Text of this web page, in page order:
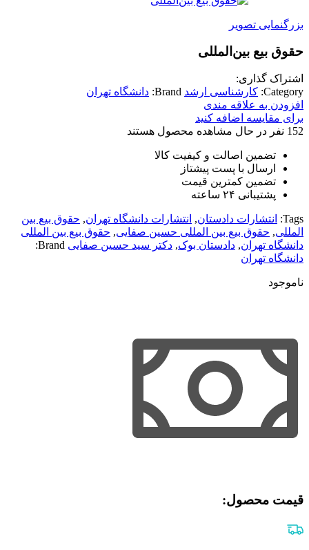
بزرگنمایی تصویر
حقوق بیع بین‌المللی
اشتراک گذاری:
Category: کارشناسی ارشد Brand: دانشگاه تهران
افزودن به علاقه مندی
برای مقایسه اضافه کنید
152 نفر در حال مشاهده محصول هستند
تضمین اصالت و کیفیت کالا
ارسال با پست پیشتاز
تضمین کمترین قیمت
پشتیبانی ۲۴ ساعته
Tags: انتشارات دادستان, انتشارات دانشگاه تهران, حقوق بیع بین
المللی, حقوق بیع بین المللی حسین صفایی, حقوق بیع بین المللی
دانشگاه تهران, دادستان بوک, دکتر سید حسین صفایی Brand:
دانشگاه تهران
ناموجود
قیمت محصول:​